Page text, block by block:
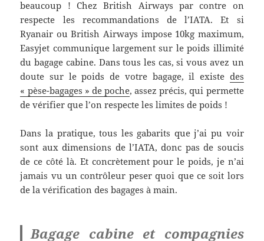
beaucoup ! Chez British Airways par contre on
respecte les recommandations de l’IATA. Et si
Ryanair ou British Airways impose 10kg maximum,
Easyjet communique largement sur le poids illimité
du bagage cabine. Dans tous les cas, si vous avez un
doute sur le poids de votre bagage, il existe des
« pèse-bagages » de poche, assez précis, qui permette
de vérifier que l’on respecte les limites de poids !
Dans la pratique, tous les gabarits que j’ai pu voir
sont aux dimensions de l’IATA, donc pas de soucis
de ce côté là. Et concrètement pour le poids, je n’ai
jamais vu un contrôleur peser quoi que ce soit lors
de la vérification des bagages à main.
Bagage cabine et compagnies